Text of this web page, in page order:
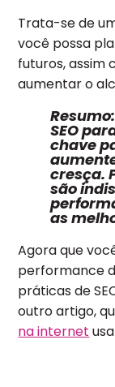
Trata-se de
você possa
futuros, assim
aumentar o
Resumo:
SEO
chave
cresça.
são
as
Agora que
performance
práticas de
outro artigo,
na internet